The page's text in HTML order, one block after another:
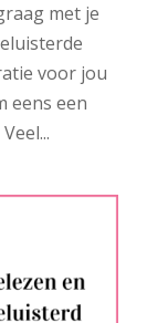
met je
voor jou
eens een